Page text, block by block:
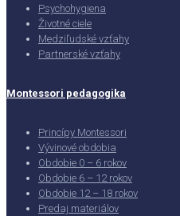
Psychohygiena
Životné ciele
Medziľudské vzťahy
Partnerské vzťahy
Montessori pedagogika
Princípy Montessori
Vývinové obdobia
Obdobie 0 – 6 rokov
Obdobie 6 – 12 rokov
Obdobie 12 – 18 rokov
Predaj materiálov